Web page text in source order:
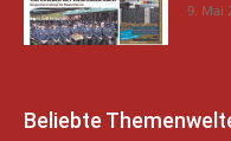
9. Mai
Beliebte